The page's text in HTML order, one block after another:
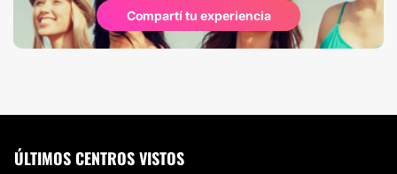
Compartí tu experiencia
ÚLTIMOS CENTROS VISTOS